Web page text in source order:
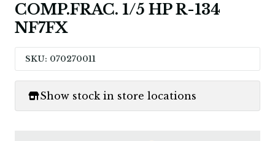
COMP.FRAC. 1/5 HP R-134
NF7FX
SKU: 070270011
Show stock in store locations